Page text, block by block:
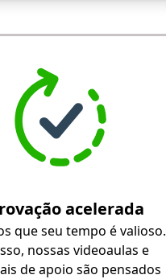
acelerada
que seu tempo é valioso.
nossas videoaulas e
de apoio são pensados